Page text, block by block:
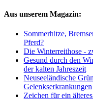
Aus unserem Magazin:
Sommerhitze,
Pferd?
Die Winterreithose -
Gesund durch den
der kalten Jahreszeit
Neuseeländische
Gelenkserkrankungen
Zeichen für ein